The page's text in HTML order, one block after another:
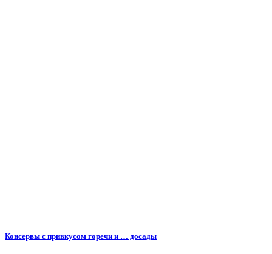
Консервы с привкусом горечи и … досады